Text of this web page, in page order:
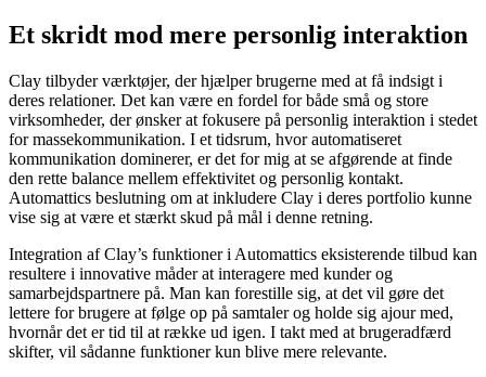
Et skridt mod mere personlig interaktion
Clay tilbyder værktøjer, der hjælper brugerne med at få indsigt i
deres relationer. Det kan være en fordel for både små og store
virksomheder, der ønsker at fokusere på personlig interaktion i stedet
for massekommunikation. I et tidsrum, hvor automatiseret
kommunikation dominerer, er det for mig at se afgørende at finde
den rette balance mellem effektivitet og personlig kontakt.
Automattics beslutning om at inkludere Clay i deres portfolio kunne
vise sig at være et stærkt skud på mål i denne retning.
Integration af Clay’s funktioner i Automattics eksisterende tilbud kan
resultere i innovative måder at interagere med kunder og
samarbejdspartnere på. Man kan forestille sig, at det vil gøre det
lettere for brugere at følge op på samtaler og holde sig ajour med,
hvornår det er tid til at række ud igen. I takt med at brugeradfærd
skifter, vil sådanne funktioner kun blive mere relevante.